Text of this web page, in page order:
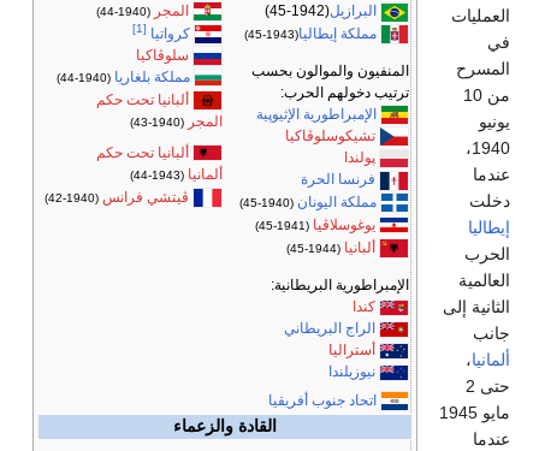
البرازيل (1942-45)
مملكة إيطاليا
المنفيون والموالون بحسب
ترتيب دخولهم الحرب:
الإمبراطورية الإثيوپية
تشيكوسلوڤاكيا
پولندا
فرنسا الحرة
مملكة اليونان
يوغوسلاڤيا (1941-45)
ألبانيا (1944-45)
الإمبراطورية البريطانية:
كندا
الراج البريطاني
أستراليا
نيوزيلندا
اتحاد جنوب أفريقيا
المجر
كرواتيا [1]
سلوڤاكيا
مملكة بلغاريا
ألبانيا تحت حكم
المجر
ألبانيا تحت حكم
ڤيتشي فرانس (1940-42)
القادة والزعماء
من 10
1940،
إلى
مايو 1945